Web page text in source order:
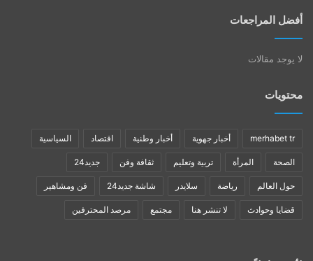
أفضل المراجعات
لا يوجد مقالات
محتويات
merhabet tr أخبار جهوية أخبار وطنية اقتصاد السياسية
الصحة المرأة تربية وتعليم ثقافة وفن جديد24
حول العالم رياضة سلايدر شاشة جديد24 فن ومشاهير
قضايا وحوادث لا تنشر هنا مجتمع مرصد المحترفين